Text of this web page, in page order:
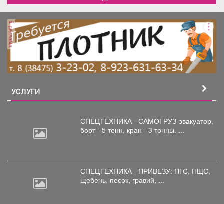
реклама
УСЛУГИ
СПЕЦТЕХНИКА - САМОГРУЗ-эвакуатор,
борт - 5 тонн, кран - 3 тонны. ...
СПЕЦТЕХНИКА - ПРИВЕЗУ: ПГС, ПЩС,
щебень, песок, гравий, ...